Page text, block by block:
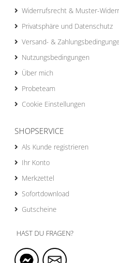
Widerrufsrecht & Muster-
Privatsphäre und Datenschutz
Versand- &
Nutzungsbedingungen
Über mich
Probeteam
Cookie Einstellungen
SHOPSERVICE
Als Kunde registrieren
Ihr Konto
Merkzettel
Sofortdownload
Gutscheine
HAST DU FRAGEN?